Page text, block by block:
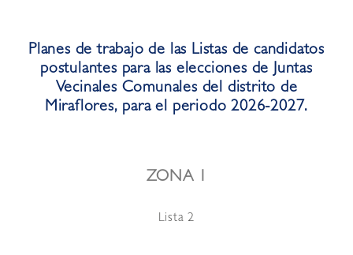
Planes de trabajo de las Listas de candidatos
postulantes para las elecciones de Juntas
Vecinales Comunales del distrito de
Miraflores, para el periodo 2026-2027.
ZONA 1
Lista 2